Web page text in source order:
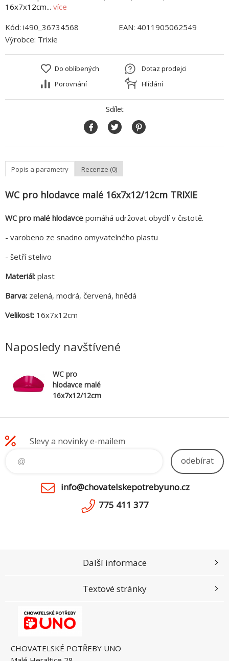
16x7x12cm... více
Kód: i490_36734568 EAN: 4011905062549
Výrobce: Trixie
Do oblíbených
Porovnání
Dotaz prodejci
Hlídání
Sdílet
Popis a parametry Recenze (0)
WC pro hlodavce malé 16x7x12/12cm TRIXIE
WC pro malé hlodavce pomáhá udržovat obydlí v čistotě.
- varobeno ze snadno omyvatelného plastu
- šetří stelivo
Materiál: plast
Barva: zelená, modrá, červená, hnědá
Velikost: 16x7x12cm
Naposledy navštívené
WC pro
hlodavce malé
16x7x12/12cm
Slevy a novinky e-mailem
odebírat
info@chovatelskepotrebyuno.cz
775 411 377
CHOVATELSKÉ POTŘEBY UNO
Další informace
Textové stránky